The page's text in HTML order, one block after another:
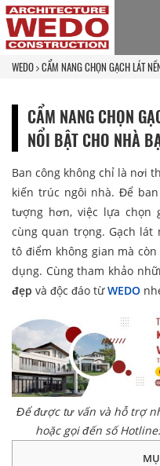
WEDO CẨM NANG CHỌN GẠCH LÁT
CẨM NANG CHỌN
NỔI BẬT CHO NHÀ
Ban công không chỉ là nơi
kiến trúc ngôi nhà. Để
tượng hơn, việc lựa chọn
cùng quan trọng. Gạch lát
tô điểm không gian mà
dụng. Cùng tham khảo
đẹp và độc đáo từWEDO
Để được tư vấn và hỗ trợ
hoặc gọi đến số